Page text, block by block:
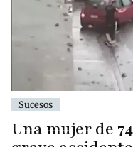
Sucesos
Una mujer de